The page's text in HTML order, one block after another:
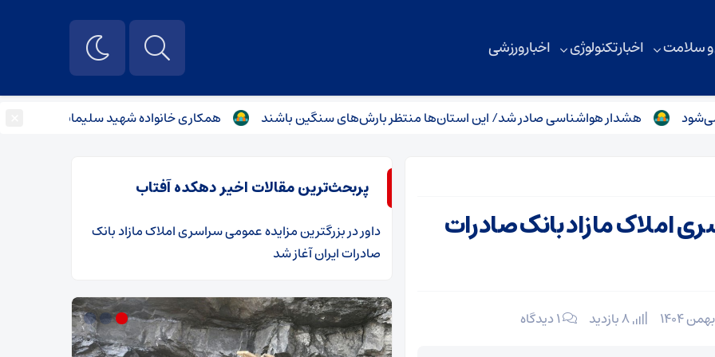
و سلامت اخبار تکنولوژی اخبار ورزشی
هشدار هواشناسی صادر شد/ این استان‌ها منتظر بارش‌های سنگین باشند همکاری خانواده شهید سلیمانی نبود «کوچ»
املاک مازاد بانک صادرات
۱ دیدگاه
پربحث‌ترین مقالات اخیر دهکده آفتاب
داوردر​بزرگترین مزایده عمومی سراسری املاک مازاد بانک
صادرات ایران آغاز شد